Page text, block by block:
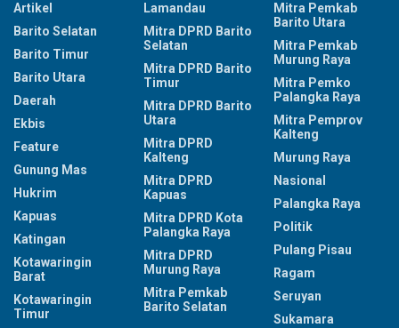
Artikel
Barito Selatan
Barito Timur
Barito Utara
Daerah
Ekbis
Feature
Gunung Mas
Hukrim
Kapuas
Katingan
Kotawaringin
Barat
Kotawaringin
Timur
Lamandau
Mitra DPRD Barito
Selatan
Mitra DPRD Barito
Timur
Mitra DPRD Barito
Utara
Mitra DPRD
Kalteng
Mitra DPRD
Kapuas
Mitra DPRD Kota
Palangka Raya
Mitra DPRD
Murung Raya
Mitra Pemkab
Barito Selatan
Mitra Pemkab
Barito Utara
Mitra Pemkab
Murung Raya
Mitra Pemko
Palangka Raya
Mitra Pemprov
Kalteng
Murung Raya
Nasional
Palangka Raya
Politik
Pulang Pisau
Ragam
Seruyan
Sukamara